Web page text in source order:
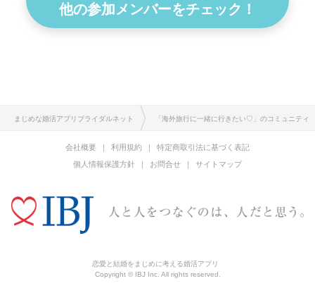
他の参加メンバーをチェック！
まじめな婚活アプリブライダルネット 「海外旅行に一緒に行きたい♡」のコミュニティ
会社概要 利用規約
特定商取引法に基づく表記
個人情報保護方針
お問合せ サイトマップ
恋愛と結婚をまじめに考える婚活アプリ
Copyright © IBJ Inc. All rights reserved.